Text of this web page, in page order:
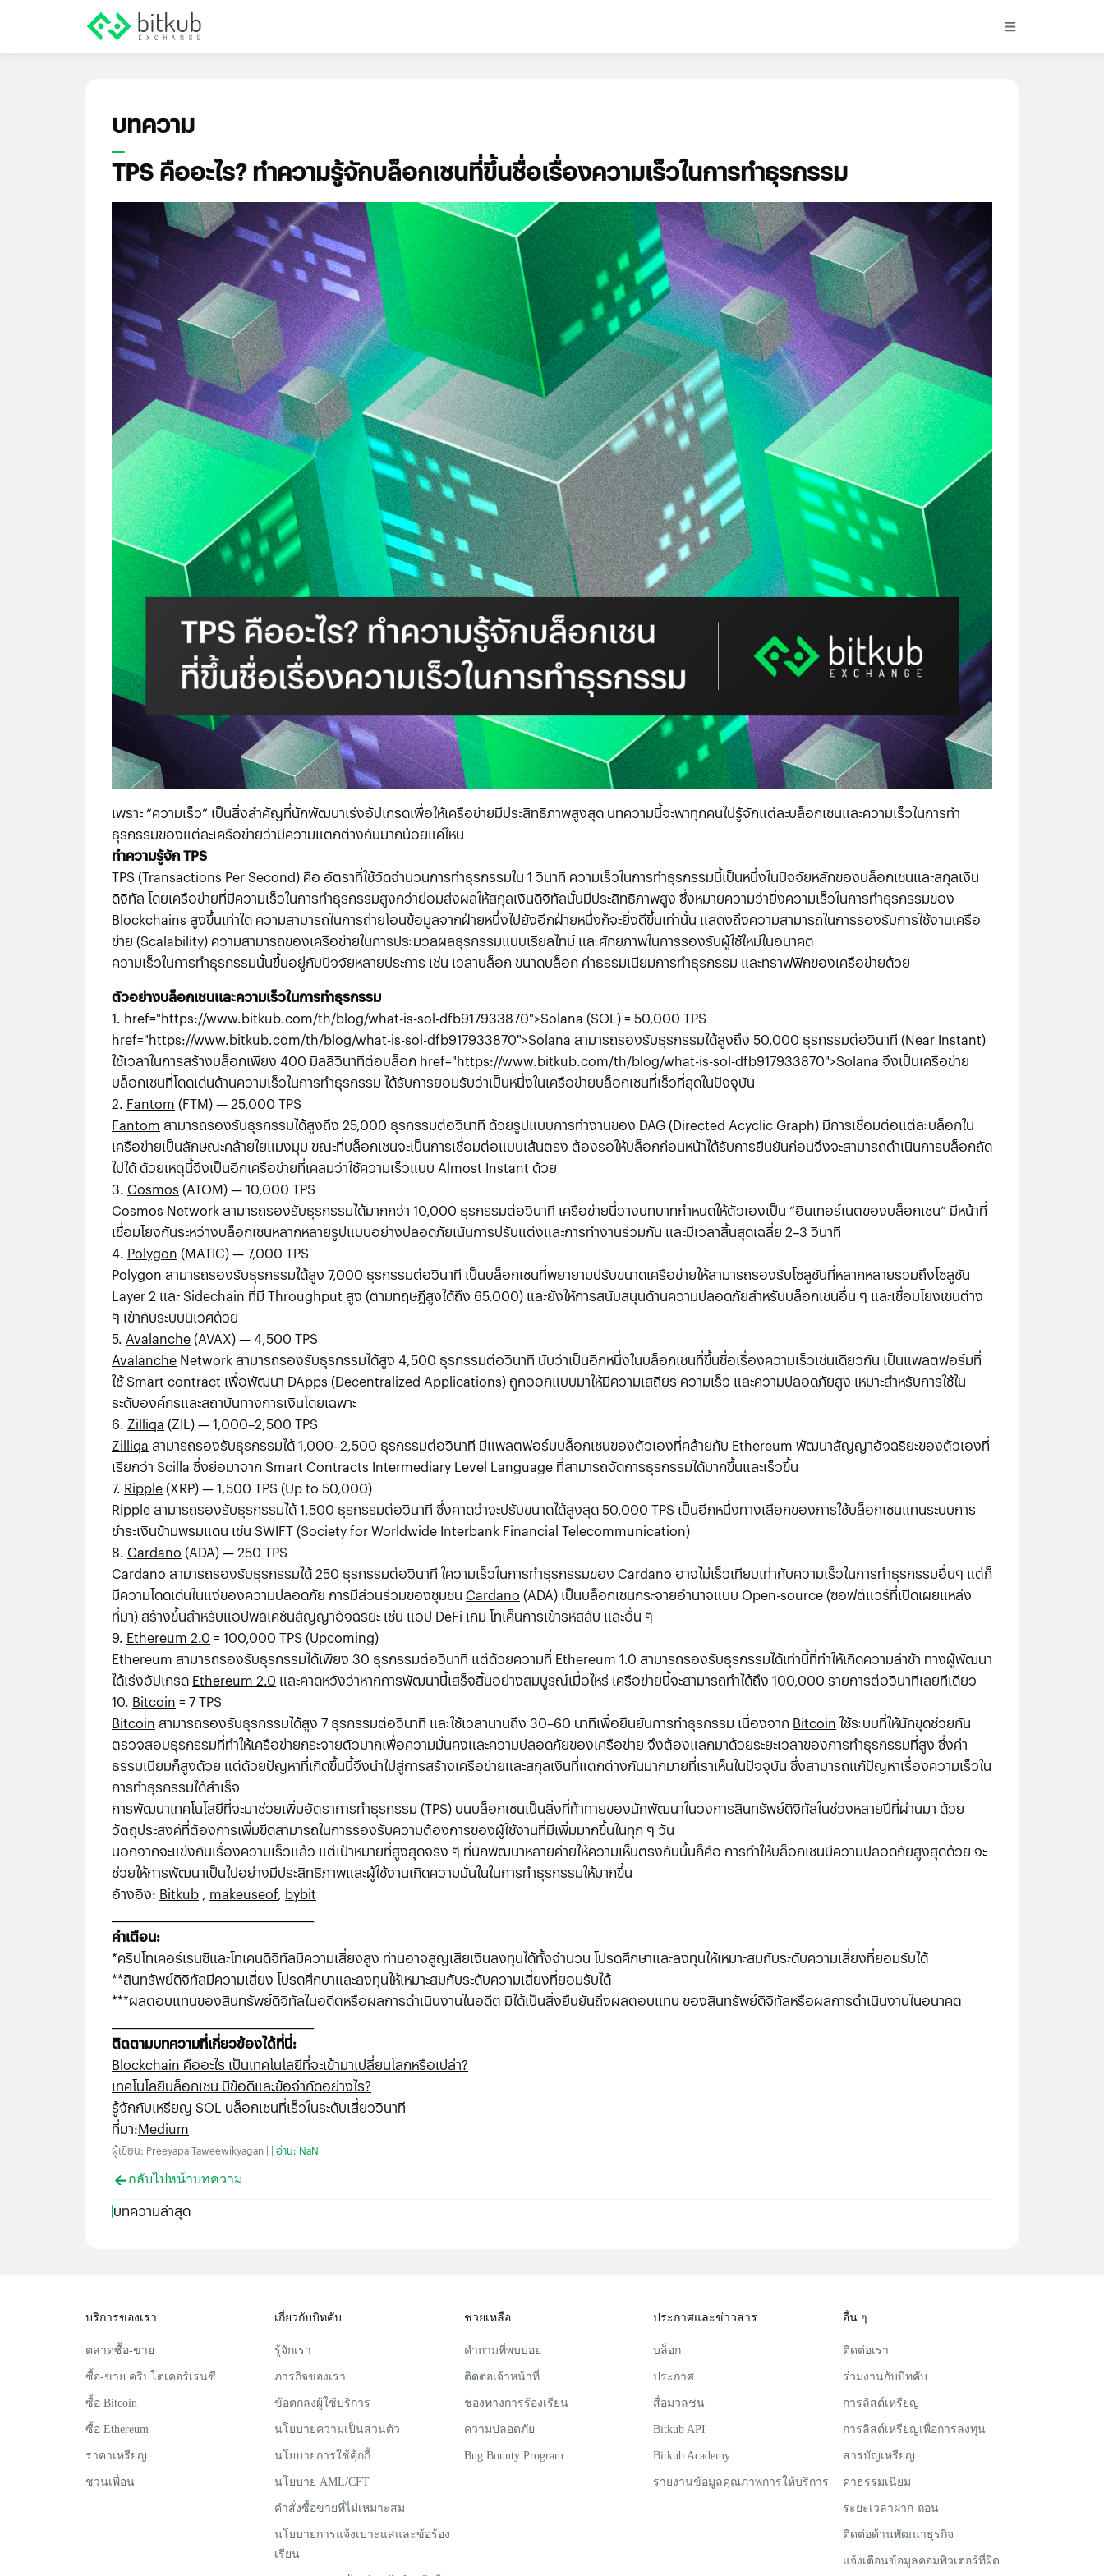
บทความ
TPS คืออะไร? ทำความรู้จักบล็อกเชนที่ขึ้นชื่อเรื่องความเร็วในการทำธุรกรรม
เพราะ “ความเร็ว” เป็นสิ่งสำคัญที่นักพัฒนาเร่งอัปเกรดเพื่อให้เครือข่ายมีประสิทธิภาพสูงสุด บทความนี้จะพาทุกคนไปรู้จักแต่ละบล็อกเชนและความเร็วในการทำ
ธุรกรรมของแต่ละเครือข่ายว่ามีความแตกต่างกันมากน้อยแค่ไหน
ทำความรู้จัก TPS
TPS (Transactions Per Second) คือ อัตราที่ใช้วัดจำนวนการทำธุรกรรมใน 1 วินาที ความเร็วในการทำธุรกรรมนี้เป็นหนึ่งในปัจจัยหลักของบล็อกเชนและสกุลเงิน
ดิจิทัล โดยเครือข่ายที่มีความเร็วในการทำธุรกรรมสูงกว่าย่อมส่งผลให้สกุลเงินดิจิทัลนั้นมีประสิทธิภาพสูง ซึ่งหมายความว่ายิ่งความเร็วในการทำธุรกรรมของ
Blockchains สูงขึ้นเท่าใด ความสามารถในการถ่ายโอนข้อมูลจากฝ่ายหนึ่งไปยังอีกฝ่ายหนึ่งก็จะยิ่งดีขึ้นเท่านั้น แสดงถึงความสามารถในการรองรับการใช้งานเครือ
ข่าย (Scalability) ความสามารถของเครือข่ายในการประมวลผลธุรกรรมแบบเรียลไทม์ และศักยภาพในการรองรับผู้ใช้ใหม่ในอนาคต
ความเร็วในการทำธุรกรรมนั้นขึ้นอยู่กับปัจจัยหลายประการ เช่น เวลาบล็อก ขนาดบล็อก ค่าธรรมเนียมการทำธุรกรรม และทราฟฟิกของเครือข่ายด้วย
ตัวอย่างบล็อกเชนและความเร็วในการทำธุรกรรม
1. href="https://www.bitkub.com/th/blog/what-is-sol-dfb917933870">Solana (SOL)=50,000 TPS
href="https://www.bitkub.com/th/blog/what-is-sol-dfb917933870">Solana สามารถรองรับธุรกรรมได้สูงถึง 50,000 ธุรกรรมต่อวินาที (Near Instant)
ใช้เวลาในการสร้างบล็อกเพียง 400 มิลลิวินาทีต่อบล็อก href="https://www.bitkub.com/th/blog/what-is-sol-dfb917933870">Solana จึงเป็นเครือข่าย
บล็อกเชนที่โดดเด่นด้านความเร็วในการทำธุรกรรม ได้รับการยอมรับว่าเป็นหนึ่งในเครือข่ายบล็อกเชนที่เร็วที่สุดในปัจจุบัน
2. Fantom (FTM) — 25,000 TPS
Fantom สามารถรองรับธุรกรรมได้สูงถึง 25,000 ธุรกรรมต่อวินาที ด้วยรูปแบบการทำงานของ DAG (Directed Acyclic Graph) มีการเชื่อมต่อแต่ละบล็อกใน
เครือข่ายเป็นลักษณะคล้ายใยแมงมุม ขณะที่บล็อกเชนจะเป็นการเชื่อมต่อแบบเส้นตรง ต้องรอให้บล็อกก่อนหน้าได้รับการยืนยันก่อนจึงจะสามารถดำเนินการบล็อกถัด
ไปได้ ด้วยเหตุนี้จึงเป็นอีกเครือข่ายที่เคลมว่าใช้ความเร็วแบบ Almost Instant ด้วย
3. Cosmos (ATOM) — 10,000 TPS
Cosmos Network สามารถรองรับธุรกรรมได้มากกว่า 10,000 ธุรกรรมต่อวินาที เครือข่ายนี้วางบทบาทกำหนดให้ตัวเองเป็น “อินเทอร์เนตของบล็อกเชน” มีหน้าที่
เชื่อมโยงกันระหว่างบล็อกเชนหลากหลายรูปแบบอย่างปลอดภัยเน้นการปรับแต่งและการทำงานร่วมกัน และมีเวลาสิ้นสุดเฉลี่ย 2–3 วินาที
4. Polygon (MATIC) — 7,000 TPS
Polygon สามารถรองรับธุรกรรมได้สูง 7,000 ธุรกรรมต่อวินาที เป็นบล็อกเชนที่พยายามปรับขนาดเครือข่ายให้สามารถรองรับโซลูชันที่หลากหลายรวมถึงโซลูชัน
Layer 2 และ Sidechain ที่มี Throughput สูง (ตามทฤษฎีสูงได้ถึง 65,000) และยังให้การสนับสนุนด้านความปลอดภัยสำหรับบล็อกเชนอื่น ๆ และเชื่อมโยงเชนต่าง
ๆ เข้ากับระบบนิเวศด้วย
5. Avalanche(AVAX) — 4,500 TPS
Avalanche Network สามารถรองรับธุรกรรมได้สูง 4,500 ธุรกรรมต่อวินาที นับว่าเป็นอีกหนึ่งในบล็อกเชนที่ขึ้นชื่อเรื่องความเร็วเช่นเดียวกัน เป็นแพลตฟอร์มที่
ใช้ Smart contract เพื่อพัฒนา DApps (Decentralized Applications) ถูกออกแบบมาให้มีความเสถียร ความเร็ว และความปลอดภัยสูง เหมาะสำหรับการใช้ใน
ระดับองค์กรและสถาบันทางการเงินโดยเฉพาะ
6. Zilliqa (ZIL) — 1,000–2,500 TPS
Zilliqa สามารถรองรับธุรกรรมได้ 1,000–2,500 ธุรกรรมต่อวินาที มีแพลตฟอร์มบล็อกเชนของตัวเองที่คล้ายกับ Ethereum พัฒนาสัญญาอัจฉริยะของตัวเองที่
เรียกว่า Scilla ซึ่งย่อมาจาก Smart Contracts Intermediary Level Language ที่สามารถจัดการธุรกรรมได้มากขึ้นและเร็วขึ้น
7. Ripple(XRP) — 1,500 TPS (Up to 50,000)
Ripple สามารถรองรับธุรกรรมได้ 1,500 ธุรกรรมต่อวินาที ซึ่งคาดว่าจะปรับขนาดได้สูงสุด 50,000 TPS เป็นอีกหนึ่งทางเลือกของการใช้บล็อกเชนแทนระบบการ
ชำระเงินข้ามพรมแดน เช่น SWIFT (Society for Worldwide Interbank Financial Telecommunication)
8. Cardano (ADA) — 250 TPS
Cardano สามารถรองรับธุรกรรมได้ 250 ธุรกรรมต่อวินาที ใความเร็วในการทำธุรกรรมของ Cardano อาจไม่เร็วเทียบเท่ากับความเร็วในการทำธุรกรรมอื่นๆ แต่ก็
มีความโดดเด่นในแง่ของความปลอดภัย การมีส่วนร่วมของชุมชน Cardano (ADA) เป็นบล็อกเชนกระจายอำนาจแบบ Open-source (ซอฟต์แวร์ที่เปิดเผยแหล่ง
ที่มา) สร้างขึ้นสำหรับแอปพลิเคชันสัญญาอัจฉริยะ เช่น แอป DeFi เกม โทเค็นการเข้ารหัสลับ และอื่น ๆ
9. Ethereum 2.0 = 100,000 TPS (Upcoming)
Ethereum สามารถรองรับธุรกรรมได้เพียง 30 ธุรกรรมต่อวินาที แต่ด้วยความที่ Ethereum 1.0 สามารถรองรับธุรกรรมได้เท่านี้ที่ทำให้เกิดความล่าช้า ทางผู้พัฒนา
ได้เร่งอัปเกรด Ethereum 2.0 และคาดหวังว่าหากการพัฒนานี้เสร็จสิ้นอย่างสมบูรณ์เมื่อไหร่ เครือข่ายนี้จะสามารถทำได้ถึง 100,000 รายการต่อวินาทีเลยทีเดียว
10. Bitcoin = 7 TPS
Bitcoin สามารถรองรับธุรกรรมได้สูง 7 ธุรกรรมต่อวินาที และใช้เวลานานถึง 30–60 นาทีเพื่อยืนยันการทำธุรกรรม เนื่องจาก Bitcoin ใช้ระบบที่ให้นักขุดช่วยกัน
ตรวจสอบธุรกรรมที่ทำให้เครือข่ายกระจายตัวมากเพื่อความมั่นคงและความปลอดภัยของเครือข่าย จึงต้องแลกมาด้วยระยะเวลาของการทำธุรกรรมที่สูง ซึ่งค่า
ธรรมเนียมก็สูงด้วย แต่ด้วยปัญหาที่เกิดขึ้นนี้จึงนำไปสู่การสร้างเครือข่ายและสกุลเงินที่แตกต่างกันมากมายที่เราเห็นในปัจจุบัน ซึ่งสามารถแก้ปัญหาเรื่องความเร็วใน
การทำธุรกรรมได้สำเร็จ
การพัฒนาเทคโนโลยีที่จะมาช่วยเพิ่มอัตราการทำธุรกรรม (TPS) บนบล็อกเชนเป็นสิ่งที่ท้าทายของนักพัฒนาในวงการสินทรัพย์ดิจิทัลในช่วงหลายปีที่ผ่านมา ด้วย
วัตถุประสงค์ที่ต้องการเพิ่มขีดสามารถในการรองรับความต้องการของผู้ใช้งานที่มีเพิ่มมากขึ้นในทุก ๆ วัน
นอกจากจะแข่งกันเรื่องความเร็วแล้ว แต่เป้าหมายที่สูงสุดจริง ๆ ที่นักพัฒนาหลายค่ายให้ความเห็นตรงกันนั้นก็คือ การทำให้บล็อกเชนมีความปลอดภัยสูงสุดด้วย จะ
ช่วยให้การพัฒนาเป็นไปอย่างมีประสิทธิภาพและผู้ใช้งานเกิดความมั่นในในการทำธุรกรรมให้มากขึ้น
อ้างอิง: Bitkub , makeuseof, bybit
คำเตือน:
*คริปโทเคอร์เรนซีและโทเคนดิจิทัลมีความเสี่ยงสูง ท่านอาจสูญเสียเงินลงทุนได้ทั้งจํานวน โปรดศึกษาและลงทุนให้เหมาะสมกับระดับความเสี่ยงที่ยอมรับได้
**สินทรัพย์ดิจิทัลมีความเสี่ยง โปรดศึกษาและลงทุนให้เหมาะสมกับระดับความเสี่ยงที่ยอมรับได้
***ผลตอบแทนของสินทรัพย์ดิจิทัลในอดีตหรือผลการดําเนินงานในอดีต มิได้เป็นสิ่งยืนยันถึงผลตอบแทน ของสินทรัพย์ดิจิทัลหรือผลการดําเนินงานในอนาคต
ติดตามบทความที่เกี่ยวข้องได้ที่นี่:
Blockchain คืออะไร เป็นเทคโนโลยีที่จะเข้ามาเปลี่ยนโลกหรือเปล่า?
เทคโนโลยีบล็อกเชน มีข้อดีและข้อจำกัดอย่างไร?
รู้จักกับเหรียญ SOL บล็อกเชนที่เร็วในระดับเสี้ยววินาที
ที่มา:Medium
ผู้เขียน: Preeyapa Taweewikyagan | | อ่าน: NaN
กลับไปหน้าบทความ
บทความล่าสุด
บริการของเรา
ตลาดซื้อ-ขาย
ซื้อ-ขาย คริปโตเคอร์เรนซี
ซื้อ Bitcoin
ซื้อ Ethereum
ราคาเหรียญ
ชวนเพื่อน
เกี่ยวกับบิทคับ
รู้จักเรา
ภารกิจของเรา
ข้อตกลงผู้ใช้บริการ
นโยบายความเป็นส่วนตัว
นโยบายการใช้คุ้กกี้
นโยบาย AML/CFT
คำสั่งซื้อขายที่ไม่เหมาะสม
นโยบายการแจ้งเบาะแสและข้อร้อง
เรียน
ช่วยเหลือ
คำถามที่พบบ่อย
ติดต่อเจ้าหน้าที่
ช่องทางการร้องเรียน
ความปลอดภัย
Bug Bounty Program
ประกาศและข่าวสาร
บล็อก
ประกาศ
สื่อมวลชน
Bitkub API
Bitkub Academy
รายงานข้อมูลคุณภาพการให้บริการ
อื่น ๆ
ติดต่อเรา
ร่วมงานกับบิทคับ
การลิสต์เหรียญ
การลิสต์เหรียญเพื่อการลงทุน
สารบัญเหรียญ
ค่าธรรมเนียม
ระยะเวลาฝาก-ถอน
ติดต่อด้านพัฒนาธุรกิจ
แจ้งเตือนข้อมูลคอมพิวเตอร์ที่ผิด